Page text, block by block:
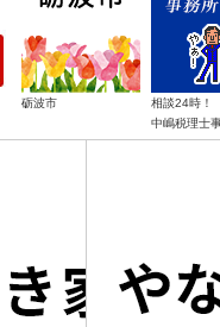
砺波市
相談24時！
中嶋税理士